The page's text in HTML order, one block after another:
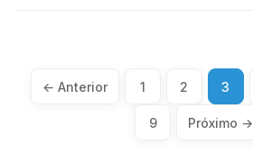
Paginação
← Anterior 1 2 3
9 Próximo →